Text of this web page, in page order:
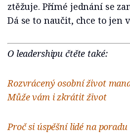
ztěžuje. Přímé jednání se
Dá se to naučit, chce to jen
O leadershipu čtěte také:
Rozvrácený osobní život
Může vám i zkrátit život
Proč si úspěšní lidé na